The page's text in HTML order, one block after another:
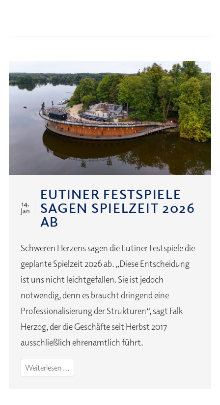
14.
Jan
EUTINER FESTSPIELE
SAGEN SPIELZEIT 2026
AB
Schweren Herzens sagen die Eutiner Festspiele die
geplante Spielzeit 2026 ab. „Diese Entscheidung
ist uns nicht leichtgefallen. Sie ist jedoch
notwendig, denn es braucht dringend eine
Professionalisierung der Strukturen“, sagt Falk
Herzog, der die Geschäfte seit Herbst 2017
ausschließlich ehrenamtlich führt.
Weiterlesen …Eutiner